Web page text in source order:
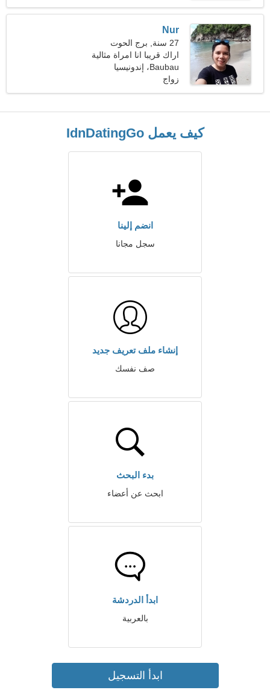
Nur
27 سنة, برج الحوت
اراك قريبا انا امراة مثالية
Baubau، إندونيسيا
زواج
كيف يعمل IdnDatingGo
انضم إلينا
سجل مجانا
إنشاء ملف تعريف جديد
صف نفسك
بدء البحث
ابحث عن أعضاء
ابدأ الدردشة
بالعربية
ابدأ التسجيل